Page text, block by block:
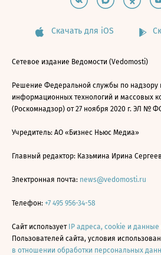
Скачать для iOS
Сетевое издание Ведомости (Vedomosti)
Решение Федеральной службы по надзору
информационных технологий и массовых
(Роскомнадзор) от 27 ноября 2020 г. ЭЛ № ФС
Учредитель: АО «Бизнес Ньюс Медиа»
Главный редактор: Казьмина Ирина
Электронная почта: news@vedomosti.ru
Телефон: +7 495 956-34-58
Сайт использует IP адреса, cookie и
Пользователей сайта, условия
в отношении обработки персональных